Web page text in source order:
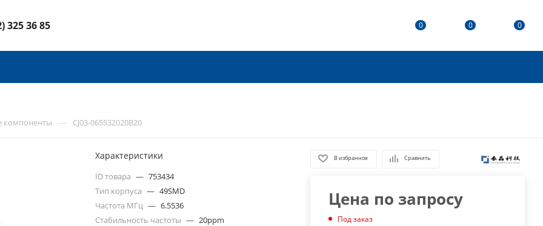
325 36 85 0 0 0
компоненты — CJ03-065532020B20
Характеристики
ID товара — 753434
Тип корпуса — 49SMD
Частота МГц — 6.5536
Стабильность частоты — 20ppm
В избранное Сравнить
Цена по запросу
Под заказ